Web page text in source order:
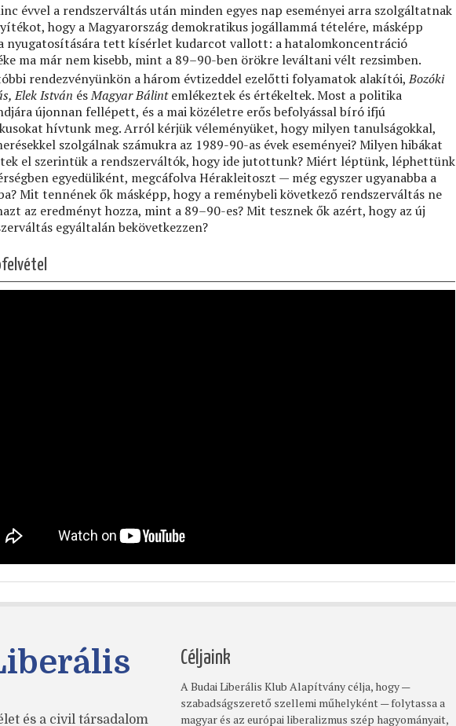
évvel a rendszerváltás után minden egyes nap eseményei arra szolgáltatnak
hogy a Magyarország demokratikus jogállammá tételére, másképp
nyugatosítására tett kísérlet kudarcot vallott: a hatalomkoncentráció
ma már nem kisebb, mint a 89–90-ben örökre leváltani vélt rezsimben.
rendezvényünkön a három évtizeddel ezelőtti folyamatok alakítói,Bozóki
Elek István ésMagyar Bálintemlékeztek és értékeltek. Most a politika
újonnan fellépett, és a mai közéletre erős befolyással bíró ifjú
hívtunk meg. Arról kérjük véleményüket, hogy milyen tanulságokkal,
szolgálnak számukra az 1989-90-as évek eseményei? Milyen hibákat
el szerintük a rendszerváltók, hogy ide jutottunk? Miért léptünk, léphettünk
egyedüliként, megcáfolva Hérakleitoszt — még egyszer ugyanabba a
Mit tennének ők másképp, hogy a reménybeli következő rendszerváltás ne
az eredményt hozza, mint a 89–90-es? Mit tesznek ők azért, hogy az új
egyáltalán bekövetkezzen?
és a civil társadalom
Céljaink
A Budai Liberális Klub Alapítvány célja, hogy —
szabadságszerető szellemi műhelyként — folytassa a
magyar és az európai liberalizmus szép hagyományait,